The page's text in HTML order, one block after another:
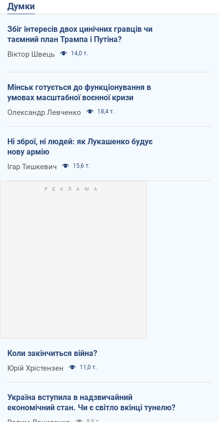
Думки
Збіг інтересів двох цинічних гравців чи
таємний план Трампа і Путіна?
Віктор Швець 14,0 т.
Мінськ готується до функціонування в
умовах масштабної воєнної кризи
Олександр Левченко 18,4 т.
Ні зброї, ні людей: як Лукашенко будує
нову армію
Ігар Тишкевич 15,6 т.
Коли закінчиться війна?
Юрій Хрістензен 11,0 т.
Україна вступила в надзвичайний
економічний стан. Чи є світло вкінці тунелю?